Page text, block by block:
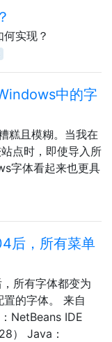
实现？
中的字
糕且模糊。当我在
点时，即使导入所
字体看起来也更具
后，所有菜单
所有字体都变为
的字体。 来自
NetBeans IDE
） Java：